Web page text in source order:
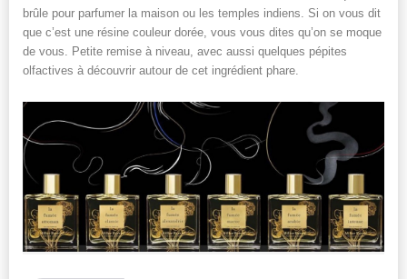
brûle pour parfumer la maison ou les temples indiens. Si on vous dit
que c’est une résine couleur dorée, vous vous dites qu’on se moque
de vous. Petite remise à niveau, avec aussi quelques pépites
olfactives à découvrir autour de cet ingrédient phare.